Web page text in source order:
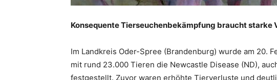
Konsequente Tierseuchenbekämpfung braucht starke
Im Landkreis Oder-Spree (Brandenburg) wurde am 20.
mit rund 23.000 Tieren die Newcastle Disease (ND),
festgestellt. Zuvor waren erhöhte Tierverluste und